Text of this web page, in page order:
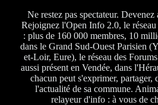
Ne restez pas spectateur.
Rejoignez l'Open Info 2.0, le
: plus de 160 000 membres, 10
dans le Grand Sud-Ouest Parisien
et-Loir, Eure), le réseau des
aussi présent en Vendée, dans
chacun peut s'exprimer, partager,
l'actualité de sa commune.
relayeur d'info : à vous de